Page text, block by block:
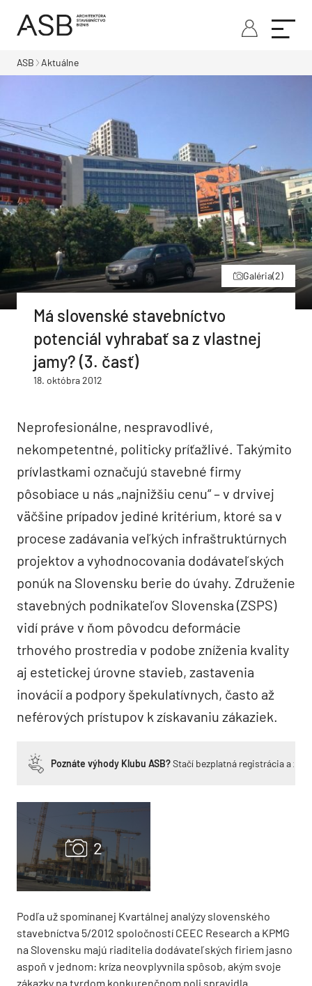
ASB Aktuálne
Galéria(2)
Má slovenské stavebníctvo
potenciál vyhrabať sa z vlastnej
jamy? (3. časť)
18. októbra 2012
Neprofesionálne, nespravodlivé,
nekompetentné, politicky príťažlivé. Takýmito
prívlastkami označujú stavebné firmy
pôsobiace u nás „najnižšiu cenu“ – v drvivej
väčšine prípadov jediné kritérium, ktoré sa v
procese zadávania veľkých infraštruktúrnych
projektov a vyhodnocovania dodávateľských
ponúk na Slovensku berie do úvahy. Združenie
stavebných podnikateľov Slovenska (ZSPS)
vidí práve v ňom pôvodcu deformácie
trhového prostredia v podobe zníženia kvality
aj estetickej úrovne stavieb, zastavenia
inovácií a podpory špekulatívnych, často až
neférových prístupov k získavaniu zákaziek.
Poznáte výhody Klubu ASB?Stačí bezplatná registrácia a
Podľa už spomínanej Kvartálnej analýzy slovenského
stavebníctva 5/2012 spoločností CEEC Research a KPMG
na Slovensku majú riaditelia dodávateľských firiem jasno
aspoň v jednom: kríza neovplyvnila spôsob, akým svoje
zákazky na tvrdom konkurenčnom poli spravidla